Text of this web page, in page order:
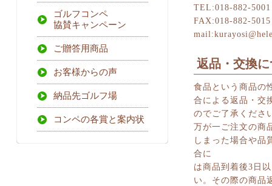
ゴルフコンペ
協賛キャンペーン
ご贈答用商品
お客様からの声
納品先ゴルフ場
コンペの各賞と案内状
TEL:018-882-5001
FAX:018-882-5015
返品・交換
食品という商品の
合による返品・交
のでご了承くださ
万が一ご注文の商
しまった場合や品
合に
は商品到着後3日
い。その際の商品